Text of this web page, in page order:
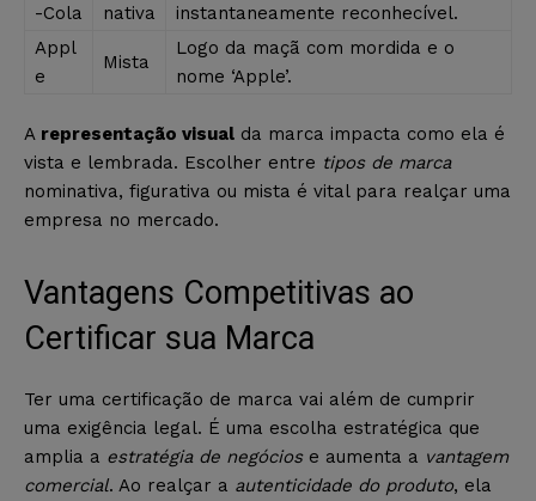
-Cola
nativa
instantaneamente reconhecível.
Appl
e
Mista
Logo da maçã com mordida e o
nome ‘Apple’.
A representação visual da marca impacta como ela é
vista e lembrada. Escolher entre tipos de marca
nominativa, figurativa ou mista é vital para realçar uma
empresa no mercado.
Vantagens Competitivas ao
Certificar sua Marca
Ter uma certificação de marca vai além de cumprir
uma exigência legal. É uma escolha estratégica que
amplia a estratégia de negóciose aumenta a vantagem
comercial. Ao realçar a autenticidade do produto, ela